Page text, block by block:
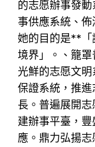
的志愿辦事發
事供應系統、
她的目的是**「
境界」。、籠
光鮮的志愿文
保證系統，推
長。普遍展開
建辦事平臺，
應。鼎力弘揚